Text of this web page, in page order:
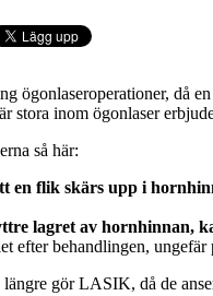
ögonlaseroperationer, då
inom ögonlaser
så här:
en flik skärs upp i
lagret av hornhinnan,
efter behandlingen, ungefär
gör LASIK, då de